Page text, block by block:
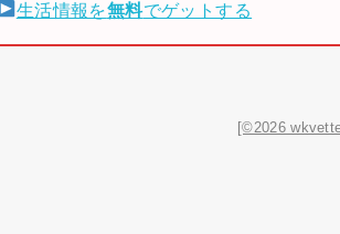
生活情報を無料でゲットする
[©2026